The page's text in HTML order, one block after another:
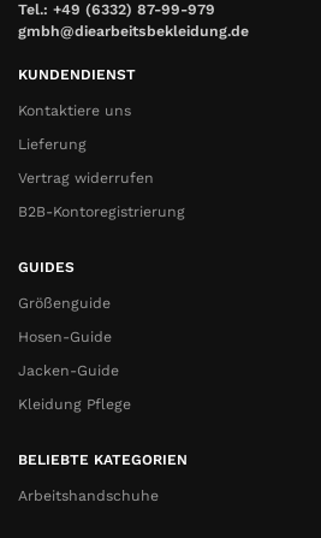
Tel.: +49 (6332) 87-99-979
gmbh@diearbeitsbekleidung.de
KUNDENDIENST
Kontaktiere uns
Lieferung
Vertrag widerrufen
B2B-Kontoregistrierung
GUIDES
Größenguide
Hosen-Guide
Jacken-Guide
Kleidung Pflege
BELIEBTE KATEGORIEN
Arbeitshandschuhe